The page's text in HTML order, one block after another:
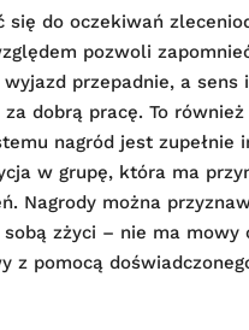
się do oczekiwań
pozwoli
przepadnie, a
dobrą pracę. To
nagród jest zupełnie
w grupę, która ma
Nagrody można
zżyci – nie ma
z pomocą